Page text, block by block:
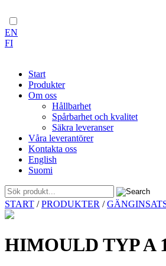
EN
FI
Start
Produkter
Om oss
Hållbarhet
Spårbarhet och kvalitet
Säkra leveranser
Våra leverantörer
Kontakta oss
English
Suomi
Skip
to
START /PRODUKTER /
HIMOULD TYP A